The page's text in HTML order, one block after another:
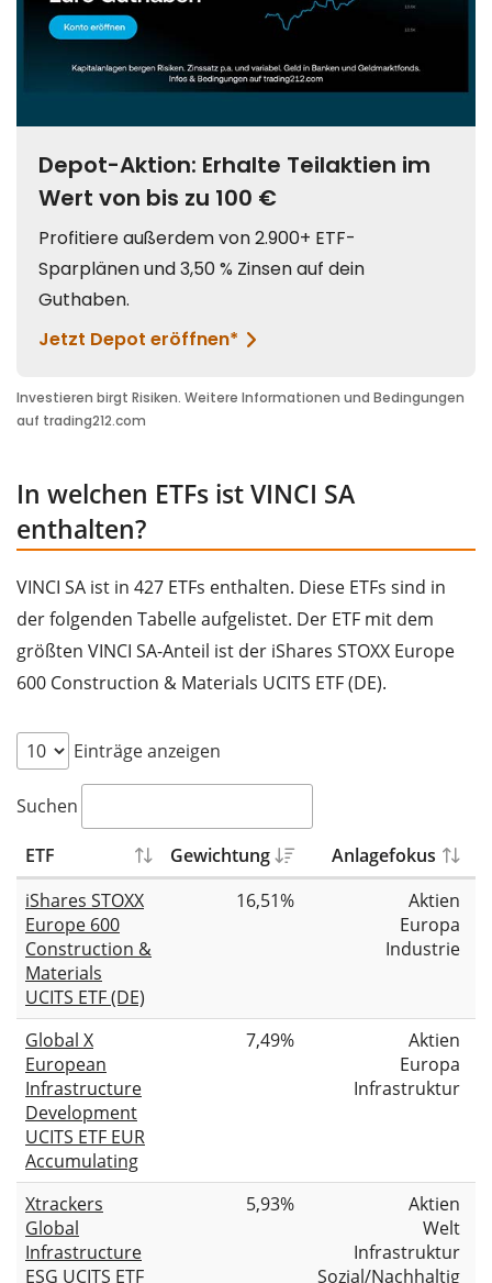
In welchen ETFs ist VINCI SA
enthalten?
VINCI SA ist in 427 ETFs enthalten. Diese ETFs sind in
der folgenden Tabelle aufgelistet. Der ETF mit dem
größten VINCI SA-Anteil ist der iShares STOXX Europe
600 Construction & Materials UCITS ETF (DE).
Einträge anzeigen
Suchen
ETF Gewichtung Anlagefokus
iShares STOXX
Europe 600
Construction &
Materials
UCITS ETF (DE)
16,51%
Aktien
Europa
Industrie
Global X
European
Infrastructure
Development
UCITS ETF EUR
Accumulating
7,49%
Aktien
Europa
Infrastruktur
Xtrackers
Global
Infrastructure
ESG UCITS ETF
5,93%
Aktien
Welt
Infrastruktur
Sozial/Nachhaltig